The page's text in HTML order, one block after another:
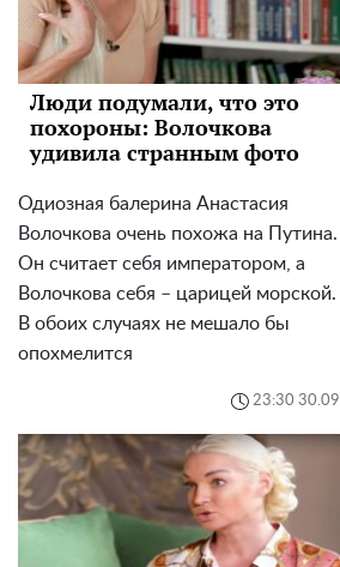
Люди подумали, что это
похороны: Волочкова
удивила странным фото
Одиозная балерина Анастасия
Волочкова очень похожа на Путина.
Он считает себя императором, а
Волочкова себя – царицей морской.
В обоих случаях не мешало бы
опохмелится
23:30 30.09